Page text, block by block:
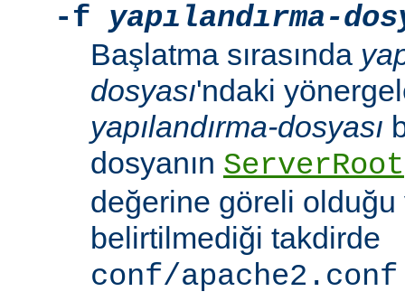
-f
yapılandırma-
Başlatma sırasında
dosyası'ndaki
yapılandırma-dosyası
dosyanın ServerRoot
değerine göreli olduğu
belirtilmediği takdirde
conf/apache2.conf